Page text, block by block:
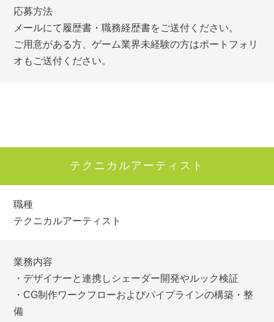
応募方法
メールにて履歴書・職務経歴書をご送付ください。
ご用意がある方、ゲーム業界未経験の方はポートフォリ
オもご送付ください。
テクニカルアーティスト
職種
テクニカルアーティスト
業務内容
・デザイナーと連携しシェーダー開発やルック検証
・CG制作ワークフローおよびパイプラインの構築・整
備